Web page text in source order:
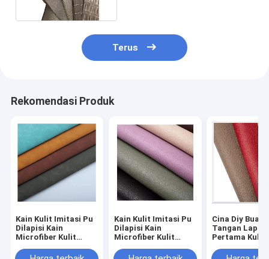
Terus
Rekomendasi Produk
Kain Kulit Imitasi Pu
Dilapisi Kain
Microfiber Kulit
Kain Kulit Imitasi Pu
Dilapisi Kain
Microfiber Kulit
Cina Diy
Tangan
Pertama Kulit
Samak Nabati